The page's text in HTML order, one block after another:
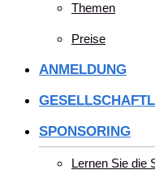
Themen
Preise
ANMELDUNG
SPONSORING
Lernen Sie die